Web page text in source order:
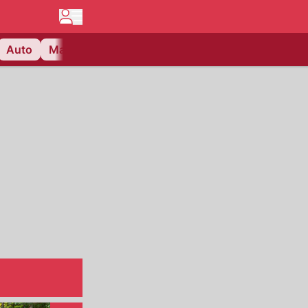
Auto Matchcenter